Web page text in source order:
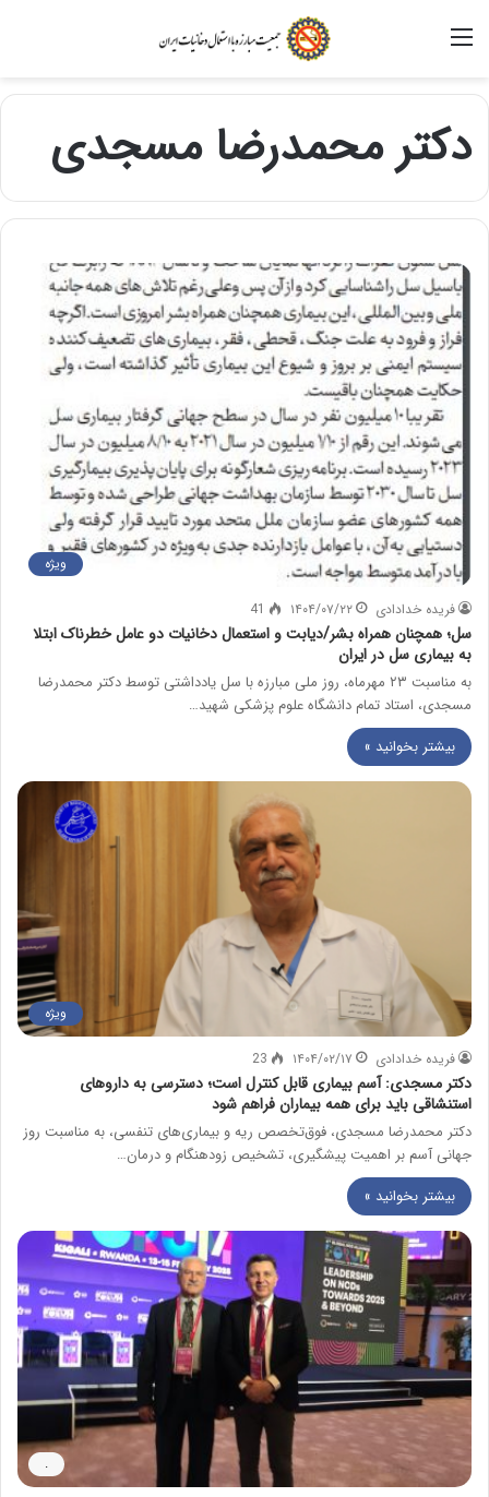
دکتر محمدرضا مسجدی
ویژه
فریده خدادادی ۱۴۰۴/۰۷/۲۲ 41
سل؛ همچنان همراه بشر/دیابت و استعمال دخانیات دو عامل خطرناک ابتلا
به بیماری سل در ایران
به مناسبت ۲۳ مهرماه، روز ملی مبارزه با سل یادداشتی توسط دکتر محمدرضا
مسجدی، استاد تمام دانشگاه علوم پزشکی شهید…
بیشتر بخوانید »
ویژه
فریده خدادادی ۱۴۰۴/۰۲/۱۷ 23
دکتر مسجدی: آسم بیماری قابل کنترل است؛ دسترسی به داروهای
استنشاقی باید برای همه بیماران فراهم شود
دکتر محمدرضا مسجدی، فوق‌تخصص ریه و بیماری‌های تنفسی، به مناسبت روز
جهانی آسم بر اهمیت پیشگیری، تشخیص زودهنگام و درمان…
بیشتر بخوانید »
.